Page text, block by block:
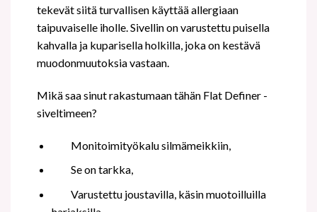
tekevät siitä turvallisen käyttää allergiaan
taipuvaiselle iholle. Sivellin on varustettu puisella
kahvalla ja kuparisella holkilla, joka on kestävä
muodonmuutoksia vastaan.
Mikä saa sinut rakastumaan tähän Flat Definer -
siveltimeen?
Monitoimityökalu silmämeikkiin,
Se on tarkka,
Varustettu joustavilla, käsin muotoilluilla